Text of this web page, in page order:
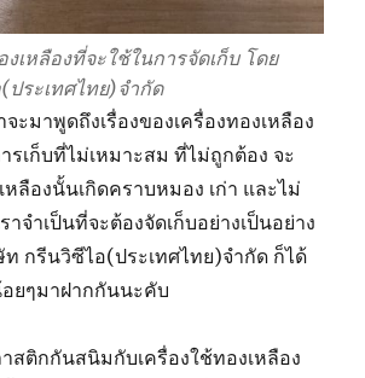
งเหลืองที่จะใช้ในการจัดเก็บ โดย
ระเทศไทย)จำกัด
ะมาพูดถึงเรื่องของเครื่องทองเหลือง
รเก็บที่ไม่เหมาะสม ที่ไม่ถูกต้อง จะ
หลืองนั้นเกิดคราบหมอง เก่า และไม่
าจำเป็นที่จะต้องจัดเก็บอย่างเป็นอย่าง
กรีนวิซีไอ(ประเทศไทย)จำกัด ก็ได้
ยๆมาฝากกันนะคับ
สติกกันสนิมกับเครื่องใช้ทองเหลือง